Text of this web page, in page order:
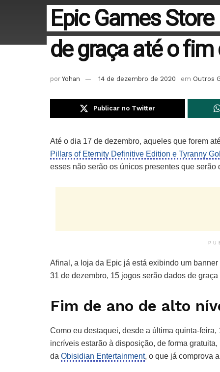
Epic Games
de graça até o fim
por Yohan 14 de dezembro de 2020 em Outros
Publicar no Twitter
Até o dia 17 de dezembro, aqueles que forem
Pillars of Eternity Definitive Edition e Tyranny
esses não serão os únicos presentes que serão
Afinal, a loja da Epic já está exibindo um
31 de dezembro, 15 jogos serão dados de
Fim de ano de alto
Como eu destaquei, desde a última quinta-
incríveis estarão à disposição, de forma
da Obisidian Entertainment, o que já comprova